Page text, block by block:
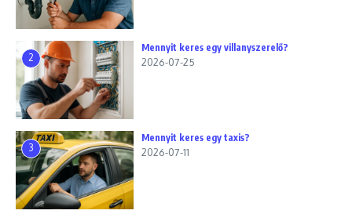
2
Mennyit keres egy villanyszerelő?
2026-07-25
3
Mennyit keres egy taxis?
2026-07-11